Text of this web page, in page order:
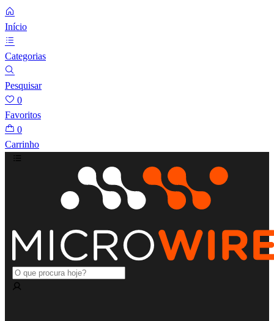
Início
Categorias
Pesquisar
0
Favoritos
0
Carrinho